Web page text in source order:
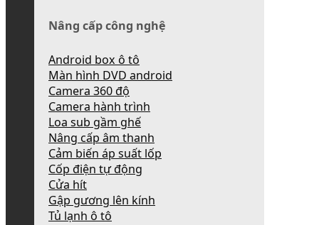
Nâng cấp công nghệ
Android box ô tô
Màn hình DVD android
Camera 360 độ
Camera hành trình
Loa sub gầm ghế
Nâng cấp âm thanh
Cảm biến áp suất lốp
Cốp điện tự động
Cửa hít
Gập gương lên kính
Tủ lạnh ô tô